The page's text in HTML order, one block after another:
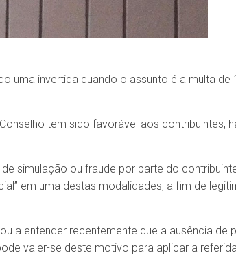
uma invertida quando o assunto é a multa de
tem sido favorável aos contribuintes,
simulação ou fraude por parte do
em uma destas modalidades, a fim de
a entender recentemente que a ausência de
valer-se deste motivo para aplicar a